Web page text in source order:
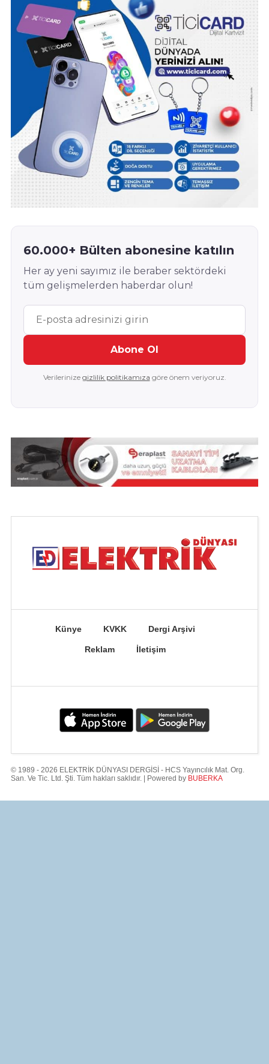
60.000+ Bülten abonesine katılın
Her ay yeni sayımız ile beraber sektördeki
tüm gelişmelerden haberdar olun!
Abone Ol
Verilerinize gizlilik politikamıza göre önem veriyoruz.
Künye KVKK Dergi Arşivi
Reklam İletişim
© 1989 - 2026 ELEKTRİK DÜNYASI DERGİSİ - HCS Yayıncılık Mat. Org.
San. Ve Tic. Ltd. Şti. Tüm hakları saklıdır. | Powered by BUBERKA